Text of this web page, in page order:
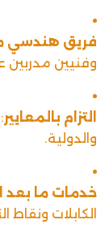
فريق
وفنيين مدربين
التزام بالمعايير
والدولية.
خدمات ما بعد
الكابلات ونقاط